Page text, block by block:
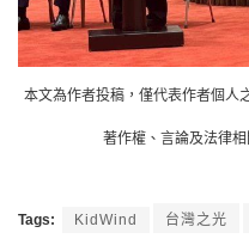
本文為作者投稿，僅代表作者個人
著作權、言論及法律
Tags: KidWind 台灣之光